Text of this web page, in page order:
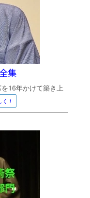
集
16年かけて築き上
く！